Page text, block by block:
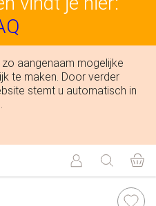
aangenaam mogelijke
te maken. Door verder
stemt u automatisch in
.